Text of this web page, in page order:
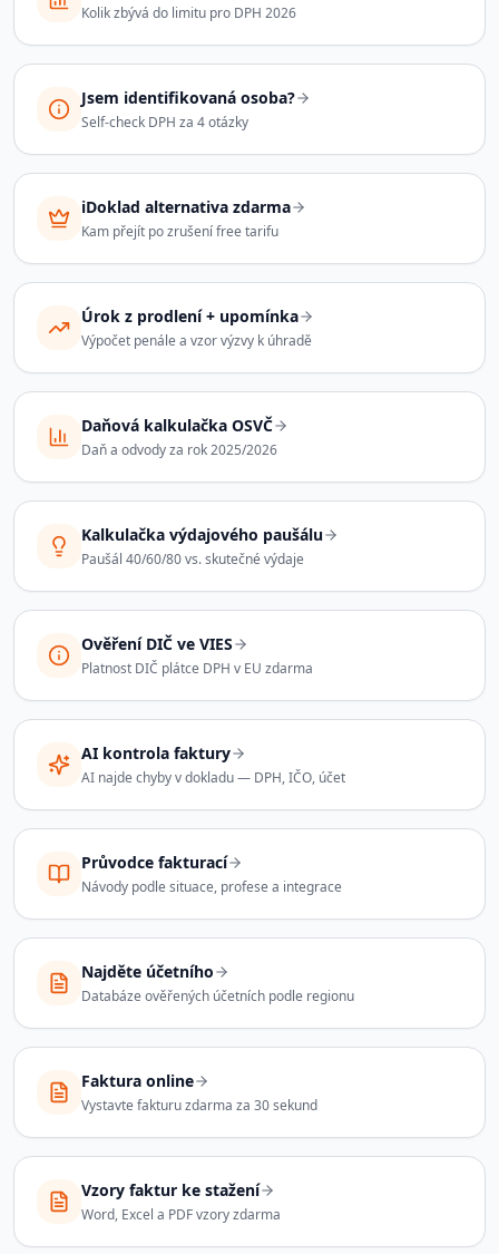
Kolik zbývá do limitu pro DPH 2026
Jsem identifikovaná osoba?
Self-check DPH za 4 otázky
iDoklad alternativa zdarma
Kam přejít po zrušení free tarifu
Úrok z prodlení + upomínka
Výpočet penále a vzor výzvy k úhradě
Daňová kalkulačka OSVČ
Daň a odvody za rok 2025/2026
Kalkulačka výdajového paušálu
Paušál 40/60/80 vs. skutečné výdaje
Ověření DIČ ve VIES
Platnost DIČ plátce DPH v EU zdarma
AI kontrola faktury
AI najde chyby v dokladu — DPH, IČO, účet
Průvodce fakturací
Návody podle situace, profese a integrace
Najděte účetního
Databáze ověřených účetních podle regionu
Faktura online
Vystavte fakturu zdarma za 30 sekund
Vzory faktur ke stažení
Word, Excel a PDF vzory zdarma